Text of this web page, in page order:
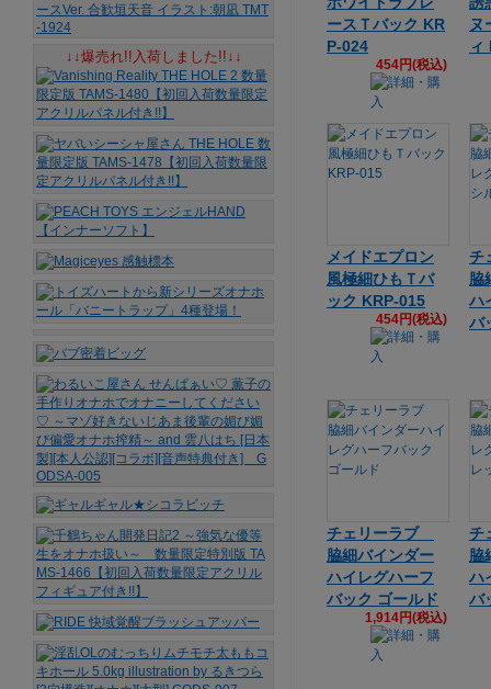
ースＴバック KR
P-024
454円(税込)
ヌ
ィ
メイドエプロン
風極細ひもＴバ
ック KRP-015
454円(税込)
チ
脇
ハ
バ
チェリーラブ
脇細バインダー
ハイレグハーフ
バック ゴールド
1,914円(税込)
チ
脇
ハ
バ
↓↓爆売れ!!入荷しました!!↓↓